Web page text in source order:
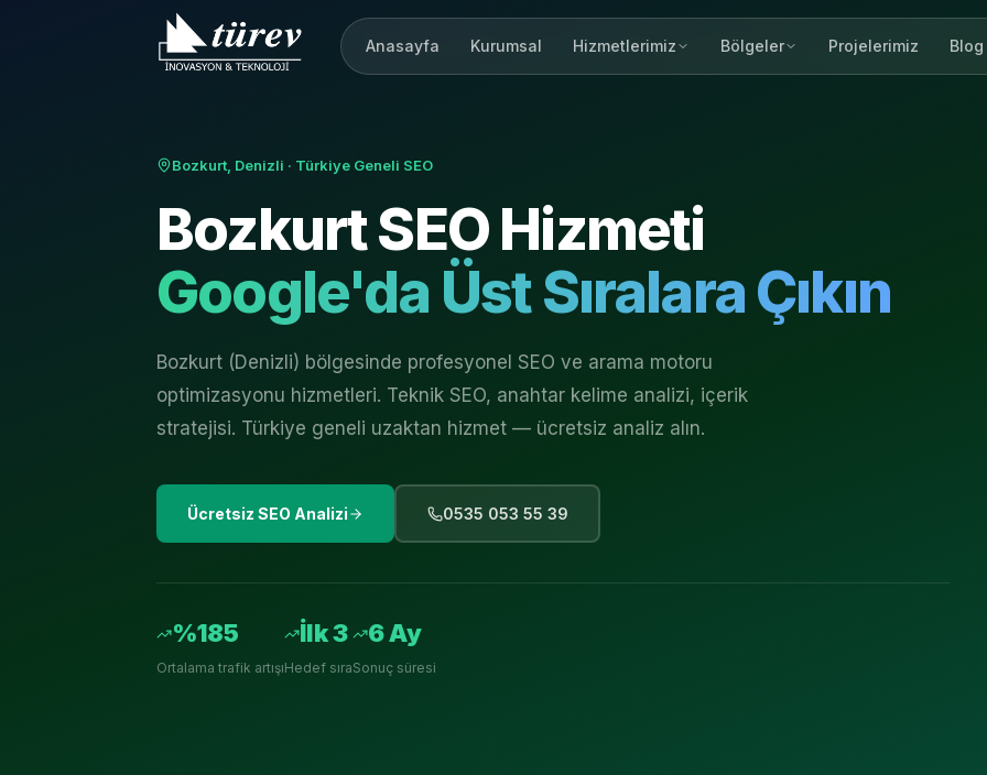
Anasayfa Kurumsal Hizmetlerimiz Bölgeler Projelerimiz Blog
Bozkurt, Denizli · Türkiye Geneli SEO
BozkurtSEO Hizmeti
Google'da Üst Sıralara Çıkın
Bozkurt (Denizli) bölgesinde profesyonel SEO ve arama motoru
optimizasyonu hizmetleri. Teknik SEO, anahtar kelime analizi, içerik
stratejisi. Türkiye geneli uzaktan hizmet — ücretsiz analiz alın.
Ücretsiz SEO Analizi 0535 053 55 39
%185
Ortalama trafik artışı
İlk 3
Hedef sıra
6 Ay
Sonuç süresi